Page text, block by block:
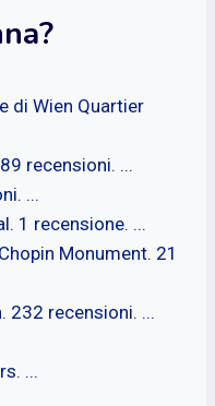
di Wien Quartier
recensioni. ...
...
1 recensione. ...
Monument. 21
232 recensioni. ...
...